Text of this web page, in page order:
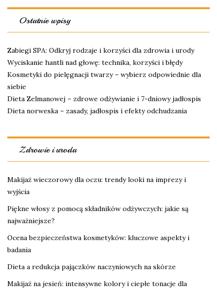
Ostatnie wpisy
Zabiegi SPA: Odkryj rodzaje i korzyści dla zdrowia i urody
Wyciskanie hantli nad głowę: technika, korzyści i błędy
Kosmetyki do pielęgnacji twarzy – wybierz odpowiednie dla
siebie
Dieta Zelmanowej – zdrowe odżywianie i 7-dniowy jadłospis
Dieta norweska – zasady, jadłospis i efekty odchudzania
Zdrowie i uroda
Makijaż wieczorowy dla oczu: trendy looki na imprezy i
wyjścia
Piękne włosy z pomocą składników odżywczych: jakie są
najważniejsze?
Ocena bezpieczeństwa kosmetyków: kluczowe aspekty i
badania
Dieta a redukcja pajączków naczyniowych na skórze
Makijaż na jesień: intensywne kolory i ciepłe tonacje dla